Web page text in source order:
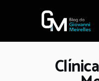
INÍCIO